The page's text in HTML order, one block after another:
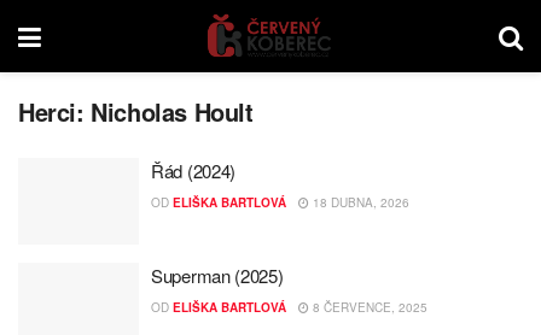
Herci: Nicholas Hoult
Řád (2024)
OD ELIŠKA BARTLOVÁ 18 DUBNA, 2026
Superman (2025)
OD ELIŠKA BARTLOVÁ 8 ČERVENCE, 2025